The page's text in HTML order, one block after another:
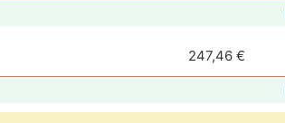
247,46 €